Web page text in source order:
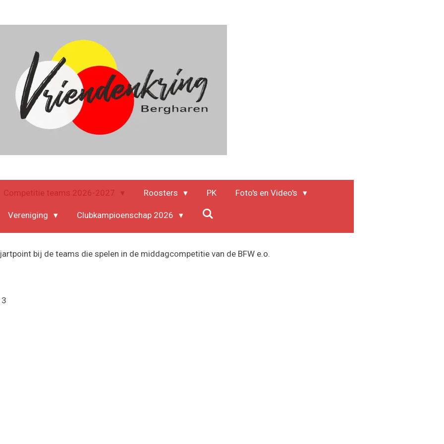
Competitie teams 2026-2027 Roosters PK Foto's en Video's
Vereniging Clubkampioenschap 2026
bij de teams die spelen in de middagcompetitie van de BFW e.o.